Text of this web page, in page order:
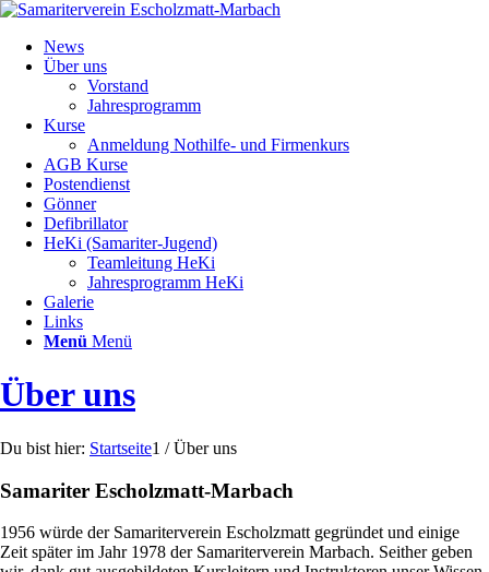
News
Über uns
Vorstand
Jahresprogramm
Kurse
Anmeldung Nothilfe- und Firmenkurs
AGB Kurse
Postendienst
Gönner
Defibrillator
HeKi (Samariter-Jugend)
Teamleitung HeKi
Jahresprogramm HeKi
Galerie
Links
Menü Menü
Über uns
Du bist hier: Startseite1 / Über uns
Samariter Escholzmatt-Marbach
1956 würde der Samariterverein Escholzmatt gegründet und einige
Zeit später im Jahr 1978 der Samariterverein Marbach. Seither geben